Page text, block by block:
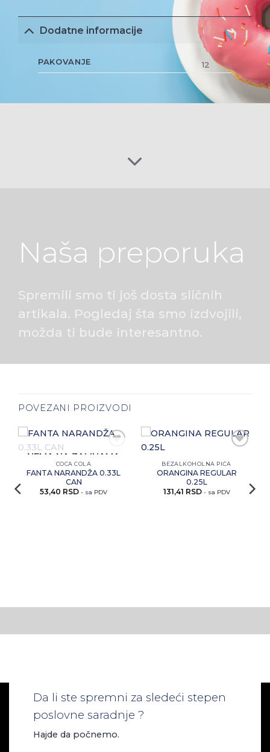
Dodatne informacije
PAKOVANJE 12
Naša preporuka
Spremili smo ti još dosta sličnih
artikala. Pogledaj šta smo izdvojili,
možda ti bude interesantno.
POVEZANI PROIZVODI
Zaprati
artikal
NEMA NA ZALIHAMA
COCA COLA
FANTA NARANDŽA 0.33L
CAN
53,40 RSD - sa PDV
ovaj
artikal
BEZALKOHOLNA PIĆA
ORANGINA REGULAR
0.25L
131,41 RSD - sa PDV
Da li ste spremni za sledeći stepen
poslovne saradnje ?
Hajde da počnemo.